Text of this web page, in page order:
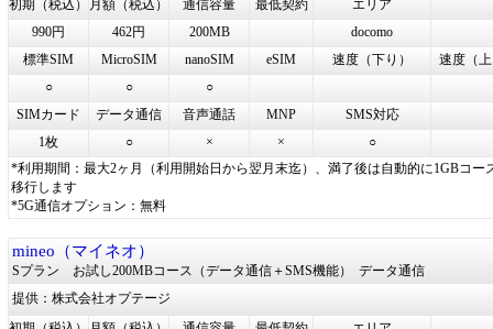
初期（税込）
月額（税込） 通信容量 最低契約
エリア
990円
462円 200MB
docomo
標準SIM
MicroSIM nanoSIM eSIM 速度（下り）
速度（
○
○
○
SIMカード
データ通信 音声通話 MNP
SMS対応
1枚
○ × ×
○
*利用期間：最大2ヶ月（利用開始日から翌月末迄）、満了後は自動的に1GBコー
移行します
*5G通信オプション：無料
mineo（マイネオ）
Sプラン お試し200MBコース（データ通信＋SMS機能） データ通信
提供：株式会社オプテージ